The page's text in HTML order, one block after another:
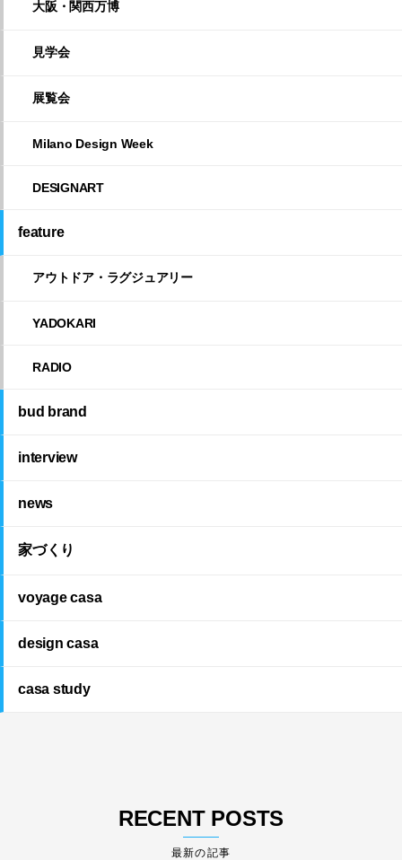
大阪・関西万博
見学会
展覧会
Milano Design Week
DESIGNART
feature
アウトドア・ラグジュアリー
YADOKARI
RADIO
bud brand
interview
news
家づくり
voyage casa
design casa
casa study
RECENT POSTS
最新の記事